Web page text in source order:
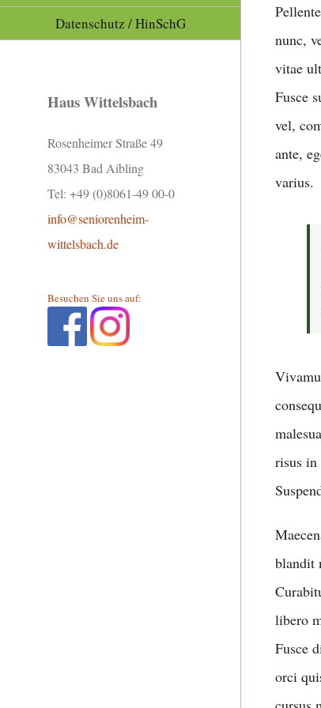
Datenschutz / HinSchG
Haus Wittelsbach
Rosenheimer Straße 49
83043 Bad Aibling
Tel: +49 (0)8061-49 00-0
info@seniorenheim-
wittelsbach.de
Besuchen Sie uns auf:
nunc,
vitae
Fusce
vel,
ante,
varius.
risus in
blandit
libero
Fusce
orci